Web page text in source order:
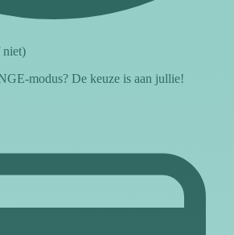
niet)
modus? De keuze is aan jullie!